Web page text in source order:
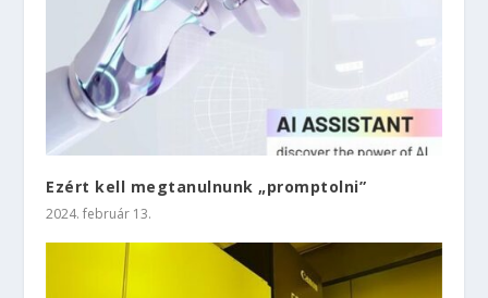
Ezért kell megtanulnunk „promptolni”
2024. február 13.